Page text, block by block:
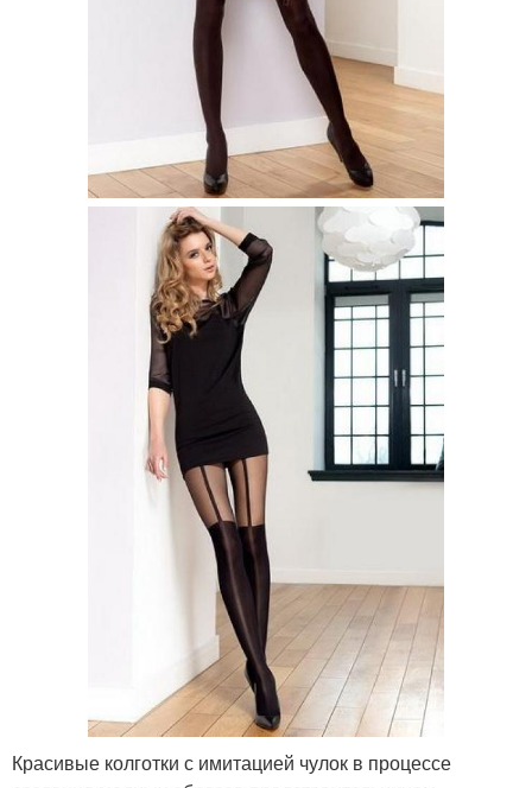
Красивые колготки с имитацией чулок в процессе